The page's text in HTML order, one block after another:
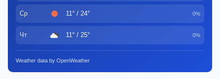
Ср 11° / 24° 0%
Чт 11° / 25° 0%
Weather data by OpenWeather